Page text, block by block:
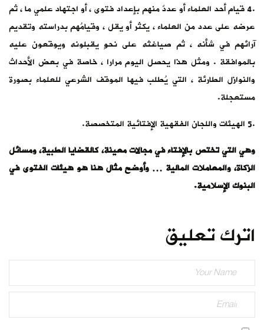
.4 قيام أحد العلماء أو عددٌ منهم بإعداد فتوى ، أو اجتهاد علمي ما ، ثم
عرضه على عدد من العلماء ، يكثر أو يقل ، وقيامُهم بدراسته وتقديم
آرائهم في شأنه ، ثم صياغتُه على نحوٍ يقبلونه ويوقعون عليه
بالموافقة . ومثل هذا يحصل اليوم مرارا ، خاصة في بعض الأحداث
والنوازل الطارئة ، التي يُطلب فيها الموقف الشرعي للعلماء بصورة
مستعجلة.
.5 الهيئات واللجان الفقهية الإفتائية المتخصصة.
وهي التي تختص بالإفتاء في مجالات معينة، كالقضايا الطبية، ومسائل
الزكاة، والمعاملات المالية … وأوضح مثال هنا هو هيئات الفتوى في
البنوك الإسلامية.
اترك تعليق